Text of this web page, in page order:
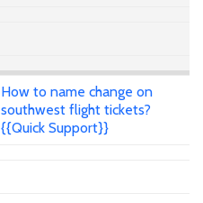
How to name change on
southwest flight tickets?
{{Quick Support}}